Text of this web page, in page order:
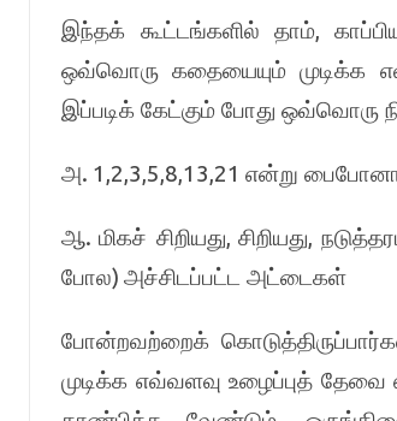
இந்தக் கூட்டங்களில் தாம்,
ஒவ்வொரு கதையையும் முடிக்க
இப்படிக் கேட்கும் போது ஒவ்வொரு
அ. 1,2,3,5,8,13,21 என்று
ஆ.மிகச் சிறியது,சிறியது,
போல) அச்சிடப்பட்ட அட்டைகள்
போன்றவற்றைக்
முடிக்க எவ்வளவு உழைப்புத்